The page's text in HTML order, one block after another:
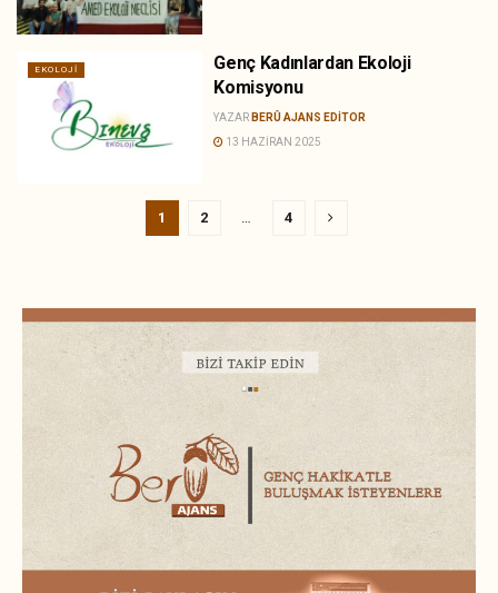
EKOLOJI
Genç Kadınlardan Ekoloji
Komisyonu
YAZAR BERÛ AJANS EDITOR
13 HAZIRAN 2025
1 2 … 4